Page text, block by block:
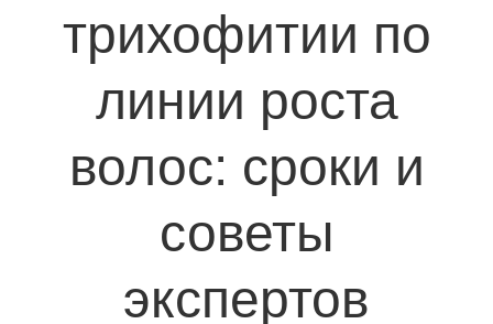
трихофитии по
линии роста
волос: сроки и
советы
экспертов